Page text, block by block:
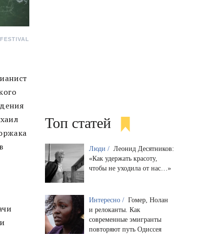
Топ статей
Люди / Леонид Десятников:
«Как удержать красоту,
чтобы не уходила от нас…»
Интересно / Гомер, Нолан
и релоканты. Как
современные эмигранты
повторяют путь Одиссея